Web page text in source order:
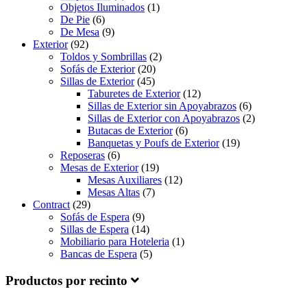
Objetos Iluminados (1)
De Pie (6)
De Mesa (9)
Exterior(92)
Toldos y Sombrillas (2)
Sofás de Exterior(20)
Sillas de Exterior(45)
Taburetes de Exterior(12)
Sillas de Exterior sin Apoyabrazos (6)
Sillas de Exterior con Apoyabrazos (2)
Butacas de Exterior(6)
Banquetas y Poufs de Exterior(19)
Reposeras (6)
Mesas de Exterior(19)
Mesas Auxiliares (12)
Mesas Altas (7)
Contract (29)
Sofás de Espera (9)
Sillas de Espera (14)
Mobiliario para Hoteleria (1)
Bancas de Espera (5)
Productos por recinto